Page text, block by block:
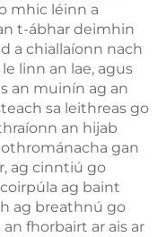
mhic léinn a
t-ábhar deimhin
a chiallaíonn nach
linn an lae, agus
an muinín ag an
sa leithreas go
an hijab
gan
ag cinntiú go
ag baint
ag breathnú go
fhorbairt ar ais ar